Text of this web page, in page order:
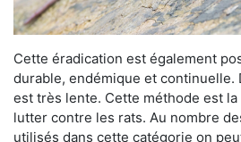
Cette éradication est également
durable, endémique et continuelle.
est très lente. Cette méthode est
lutter contre les rats. Au nombre
utilisés dans cette catégorie on